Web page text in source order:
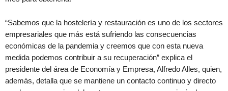
“Sabemos que la hostelería y restauración es uno de los sectores
empresariales que más está sufriendo las consecuencias
económicas de la pandemia y creemos que con esta nueva
medida podemos contribuir a su recuperación” explica el
presidente del área de Economía y Empresa, Alfredo Alles, quien,
además, detalla que se mantiene un contacto continuo y directo